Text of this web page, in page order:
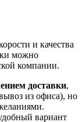
и качества
можно
компании.
доставки,
из офиса), но
вариант